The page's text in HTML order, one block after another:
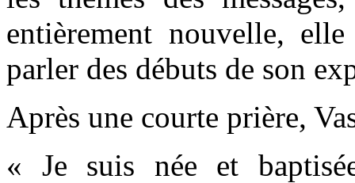
entièrement nouvelle,
parler des débuts de son
Après une courte prière,
« Je suis née et